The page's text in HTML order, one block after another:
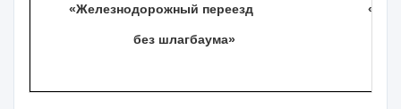
«Железнодорожный переезд
без